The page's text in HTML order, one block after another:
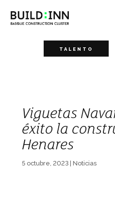
TALENTO
Viguetas
éxito la
Henares
5 octubre, 2023| Noticias